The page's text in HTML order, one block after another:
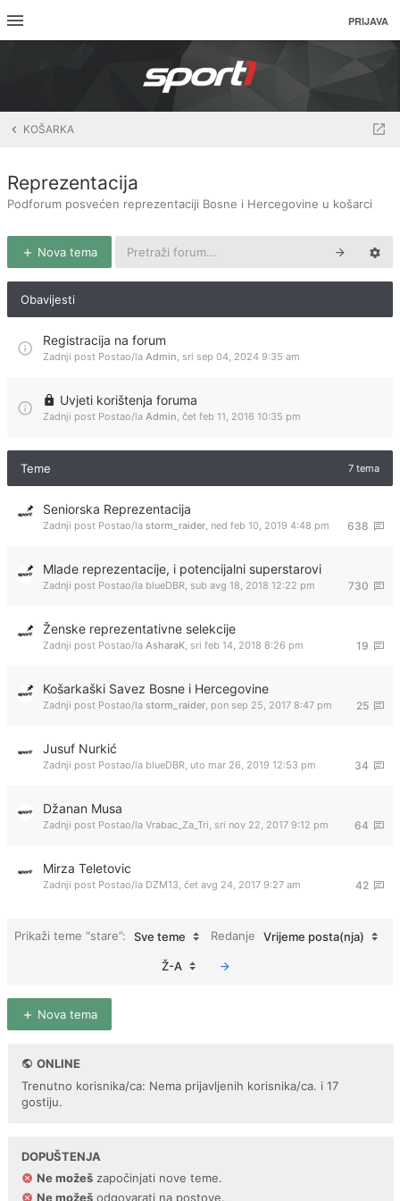
PRIJAVA
KOŠARKA
Reprezentacija
Podforum posvećen reprezentaciji Bosne i Hercegovine u košarci
Nova tema
Obavijesti
Registracija na forum
Zadnji post Postao/la Admin, sri sep 04, 2024 9:35 am
Uvjeti korištenja foruma
Zadnji post Postao/la Admin, čet feb 11, 2016 10:35 pm
Teme 7 tema
Seniorska Reprezentacija
638
Zadnji post Postao/la storm_raider, ned feb 10, 2019 4:48 pm
Mlade reprezentacije, i potencijalni superstarovi
730
Zadnji post Postao/la blueDBR, sub avg 18, 2018 12:22 pm
Ženske reprezentativne selekcije
19
Zadnji post Postao/la AsharaK, sri feb 14, 2018 8:26 pm
Košarkaški Savez Bosne i Hercegovine
25
Zadnji post Postao/la storm_raider, pon sep 25, 2017 8:47 pm
Jusuf Nurkić
34
Zadnji post Postao/la blueDBR, uto mar 26, 2019 12:53 pm
Džanan Musa
64
Zadnji post Postao/la Vrabac_Za_Tri, sri nov 22, 2017 9:12 pm
Mirza Teletovic
42
Zadnji post Postao/la DZM13, čet avg 24, 2017 9:27 am
Prikaži teme “stare”: Sve teme Redanje Vrijeme posta(nja)
Ž-A
Nova tema
ONLINE
Trenutno korisnika/ca: Nema prijavljenih korisnika/ca. i 17
gostiju.
DOPUŠTENJA
Ne možeš započinjati nove teme.
Ne možeš odgovarati na postove.